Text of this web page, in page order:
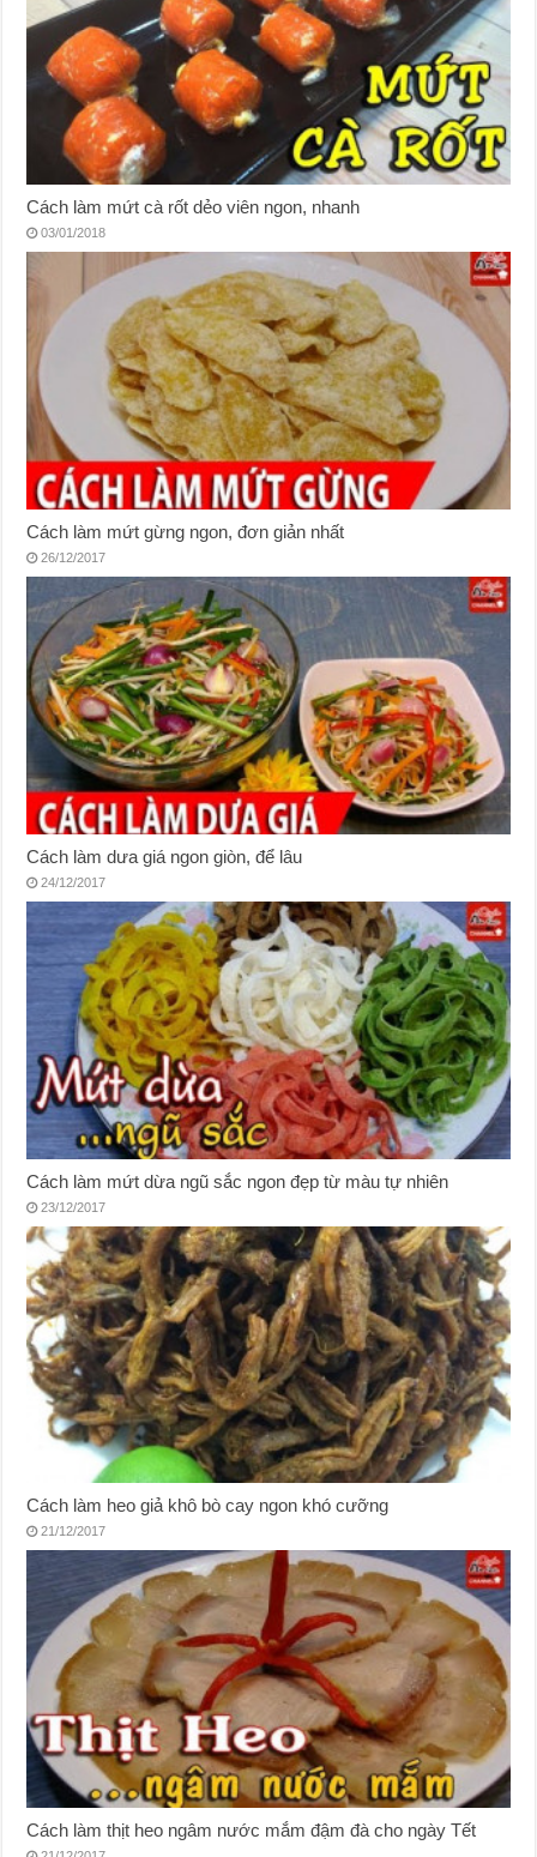
Cách làm mứt cà rốt dẻo viên ngon, nhanh
03/01/2018
Cách làm mứt gừng ngon, đơn giản nhất
26/12/2017
Cách làm dưa giá ngon giòn, để lâu
24/12/2017
Cách làm mứt dừa ngũ sắc ngon đẹp từ màu tự nhiên
23/12/2017
Cách làm heo giả khô bò cay ngon khó cưỡng
21/12/2017
Cách làm thịt heo ngâm nước mắm đậm đà cho ngày Tết